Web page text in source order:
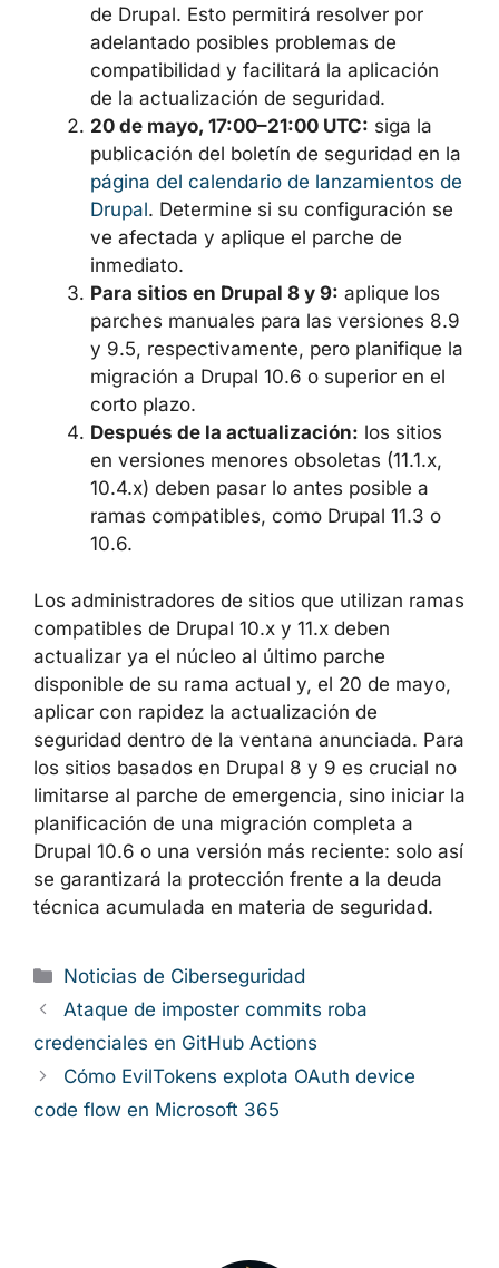
de Drupal. Esto permitirá resolver por
adelantado posibles problemas de
compatibilidad y facilitará la aplicación
de la actualización de seguridad.
20 de mayo, 17:00–21:00 UTC: siga la
publicación del boletín de seguridad en la
página del calendario de lanzamientos de
Drupal. Determine si su configuración se
ve afectada y aplique el parche de
inmediato.
Para sitios en Drupal 8 y 9: aplique los
parches manuales para las versiones 8.9
y 9.5, respectivamente, pero planifique la
migración a Drupal 10.6 o superior en el
corto plazo.
Después de la actualización: los sitios
en versiones menores obsoletas (11.1.x,
10.4.x) deben pasar lo antes posible a
ramas compatibles, como Drupal 11.3 o
10.6.
Los administradores de sitios que utilizan ramas
compatibles de Drupal 10.x y 11.x deben
actualizar ya el núcleo al último parche
disponible de su rama actual y, el 20 de mayo,
aplicar con rapidez la actualización de
seguridad dentro de la ventana anunciada. Para
los sitios basados en Drupal 8 y 9 es crucial no
limitarse al parche de emergencia, sino iniciar la
planificación de una migración completa a
Drupal 10.6 o una versión más reciente: solo así
se garantizará la protección frente a la deuda
técnica acumulada en materia de seguridad.
Categorías
Noticias de Ciberseguridad
Ataque de imposter commits roba
credenciales en GitHub Actions
Cómo EvilTokens explota OAuth device
code flow en Microsoft 365